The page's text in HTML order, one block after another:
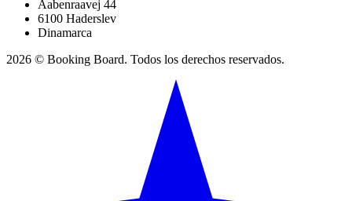
Aabenraavej 44
6100 Haderslev
Dinamarca
2026 © Booking Board. Todos los derechos reservados.